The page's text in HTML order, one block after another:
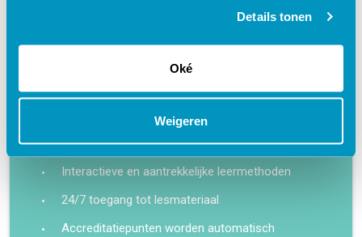
Details tonen
Oké
Weigeren
Waarom kiezen voor deze
e-learning?
Flexibel – leer op je eigen manier en tempo
Praktijkgericht – ontwikkeld samen met
zorgprofessionals
Interactieve en aantrekkelijke leermethoden
24/7 toegang tot lesmateriaal
Accreditatiepunten worden automatisch